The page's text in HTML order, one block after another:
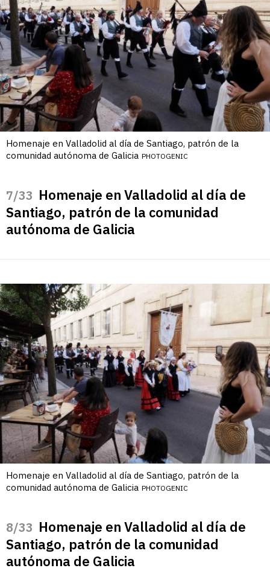
Homenaje en Valladolid al día de Santiago, patrón de la
comunidad autónoma de Galicia PHOTOGENIC
/33 Homenaje en Valladolid al día de
Santiago, patrón de la comunidad
autónoma de Galicia
Homenaje en Valladolid al día de Santiago, patrón de la
comunidad autónoma de Galicia PHOTOGENIC
/33 Homenaje en Valladolid al día de
Santiago, patrón de la comunidad
autónoma de Galicia